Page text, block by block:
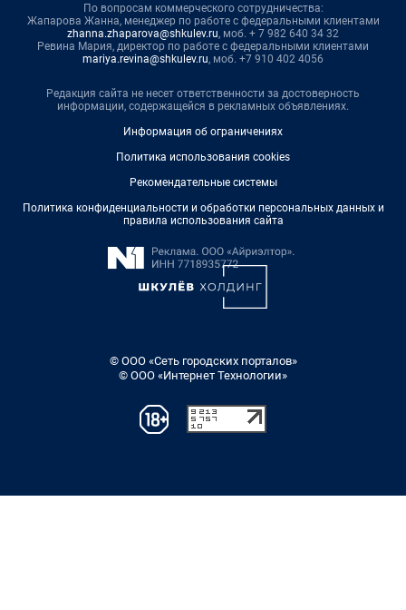
По вопросам коммерческого сотрудничества:
Жапарова Жанна, менеджер по работе с федеральными клиентами
zhanna.zhaparova@shkulev.ru, моб. + 7 982 640 34 32
Ревина Мария, директор по работе с федеральными клиентами
mariya.revina@shkulev.ru, моб. +7 910 402 4056
Редакция сайта не несет ответственности за достоверность
информации, содержащейся в рекламных объявлениях.
Информация об ограничениях
Политика использования cookies
Рекомендательные системы
Политика конфиденциальности и обработки персональных данных и
правила использования сайта
© ООО «Сеть городских порталов»
© ООО «Интернет Технологии»